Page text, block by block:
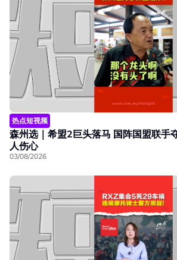
热点短视频
森州选｜希盟2巨头落马 国阵国盟联手
人伤心
03/08/2026